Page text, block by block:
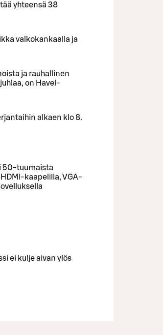
yhteensä 38
valkokankaalla ja
ja rauhallinen
on Havel-
alkaen klo 8.
50-tuumaista
kaapelilla, VGA-
ei kulje aivan ylös